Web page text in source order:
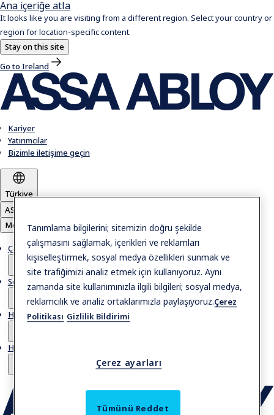
Ana içeriğe atla
It looks like you are visiting from a different region. Select your country or
region for location-specific content.
Stay on this site
Go to Ireland
Kariyer
Yatırımcılar
Bizimle iletişime geçin
Türkiye
ASSA ABLOY Group
Menü
Çözümler
Servis
Hikayeler
Hakkımızda
Tanımlama bilgilerini; sitemizin doğru şekilde
çalışmasını sağlamak, içerikleri ve reklamları
kişiselleştirmek, sosyal medya özellikleri sunmak ve
site trafiğimizi analiz etmek için kullanıyoruz. Aynı
zamanda site kullanımınızla ilgili bilgileri; sosyal medya,
reklamcılık ve analiz ortaklarımızla paylaşıyoruz.Çerez
Politikası Gizlilik Bildirimi
Çerez ayarları
Tümünü Reddet